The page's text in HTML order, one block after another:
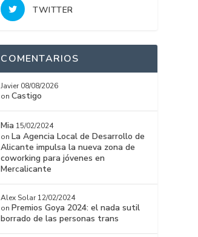
TWITTER
COMENTARIOS
Javier 08/08/2026
onCastigo
Mia 15/02/2024
on La Agencia Local de Desarrollo de
Alicante impulsa la nueva zona de
coworking para jóvenes en
Mercalicante
Alex Solar 12/02/2024
on Premios Goya 2024: el nada sutil
borrado de las personas trans